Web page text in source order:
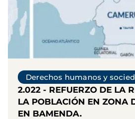
Derechos humanos y
2.022 - REFUERZO DE LA
LA POBLACIÓN EN ZONA
EN BAMENDA.